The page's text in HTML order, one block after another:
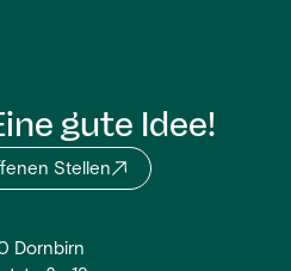
gute Idee!
Stellen
Dornbirn